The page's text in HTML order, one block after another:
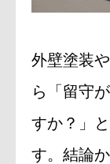
外壁塗装
ら「留守
すか？」
す。結論